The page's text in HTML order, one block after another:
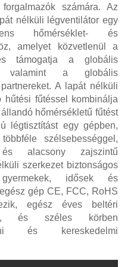
számára. Az
nélküli légventilátor egy
hőmérséklet- és
amelyet közvetlenül a
támogatja a globális
valamint a globális
A lapát nélküli
hűtési fűtéssel kombinálja
hőmérsékletű fűtést
légtisztítást egy gépben,
szélsebességgel,
alacsony zajszintű
szerkezet biztonságos
idősek és
gép CE, FCC, RoHS
egész éves beltéri
és széles körben
és kereskedelmi